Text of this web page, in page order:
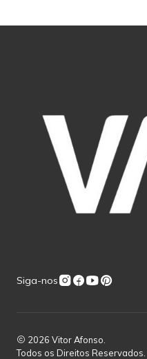
Siga-nos
2026 Vitor Afonso.
Todos os Direitos Reservados.